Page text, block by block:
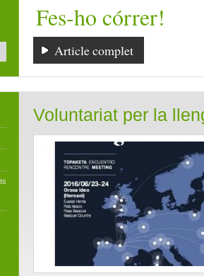
Fes-ho córrer!
Article complet
Voluntariat per la